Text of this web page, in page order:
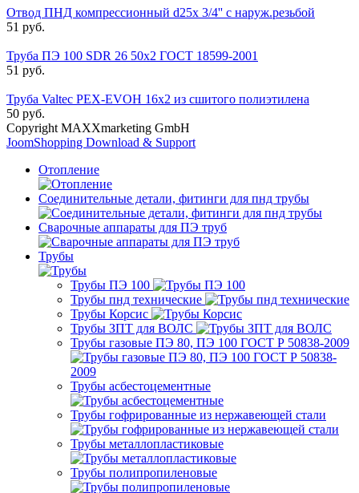
Отвод ПНД компрессионный d25х 3/4'' с наруж.резьбой
51 руб.
Труба ПЭ 100 SDR 26 50x2 ГОСТ 18599-2001
51 руб.
Труба Valtec PEX-EVOH 16х2 из сшитого полиэтилена
50 руб.
Copyright MAXXmarketing GmbH
JoomShopping Download & Support
Отопление
Соединительные детали, фитинги для пнд трубы
Сварочные аппараты для ПЭ труб
Трубы
Трубы ПЭ 100
Трубы пнд технические
Трубы Корсис
Трубы ЗПТ для ВОЛС
Трубы газовые ПЭ 80, ПЭ 100 ГОСТ Р 50838-2009
Трубы асбестоцементные
Трубы гофрированные из нержавеющей стали
Трубы металлопластиковые
Трубы полипропиленовые